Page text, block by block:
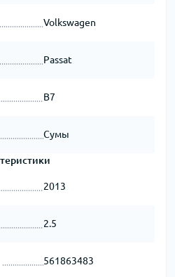
Volkswagen
Passat
B7
Сумы
2013
2.5
561863483